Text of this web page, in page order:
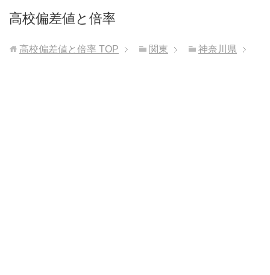
高校偏差値と倍率
高校偏差値と倍率 TOP 関東 神奈川県